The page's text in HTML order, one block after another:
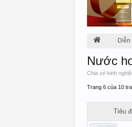
Diễn
Nước
Chia sẻ kinh
Trang 6 của 10
Tiêu